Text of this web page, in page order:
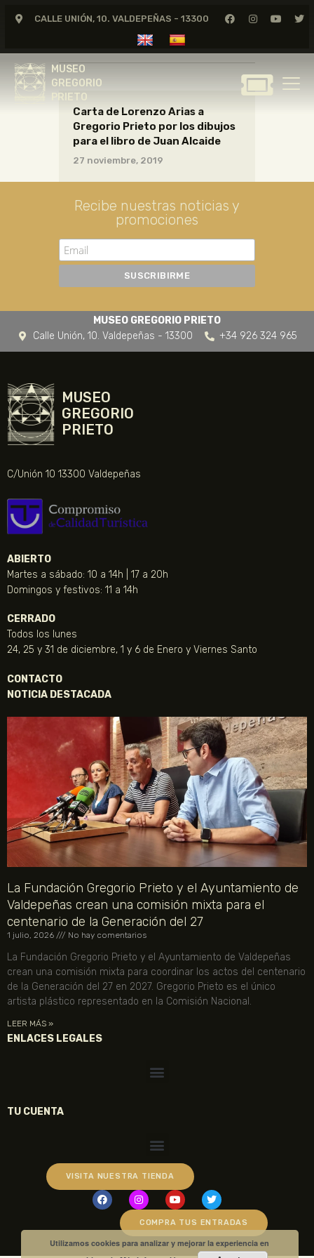
CALLE UNIÓN, 10. VALDEPEÑAS - 13300
MUSEO
GREGORIO
PRIETO
MUSEO
GREGORIO
GREGORIO PRIETO
MUSEO
ARCHIVO
CERTAMEN DE DIBUJO
FUNDACIÓN
NOTICIAS
Carta de Lorenzo Arias a
Gregorio Prieto por los dibujos
para el libro de Juan Alcaide
27 noviembre, 2019
Recibe nuestras noticias y
promociones
MUSEO GREGORIO PRIETO
Calle Unión, 10. Valdepeñas - 13300
+34 926 324 965
MUSEO
GREGORIO
PRIETO
C/Unión 10 13300 Valdepeñas
ABIERTO
Martes a sábado: 10 a 14h | 17 a 20h
Domingos y festivos: 11 a 14h
CERRADO
Todos los lunes
24, 25 y 31 de diciembre, 1 y 6 de Enero y Viernes Santo
CONTACTO
NOTICIA DESTACADA
La Fundación Gregorio Prieto y el Ayuntamiento de
Valdepeñas crean una comisión mixta para el
centenario de la Generación del 27
1 julio, 2026 No hay comentarios
La Fundación Gregorio Prieto y el Ayuntamiento de Valdepeñas
crean una comisión mixta para coordinar los actos del centenario
de la Generación del 27 en 2027. Gregorio Prieto es el único
artista plástico representado en la Comisión Nacional.
LEER MÁS »
ENLACES LEGALES
TU CUENTA
VISITA NUESTRA TIENDA
COMPRA TUS ENTRADAS
Utilizamos cookies para analizar y mejorar la experiencia en